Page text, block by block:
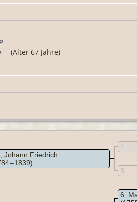
(Alter 67 Jahre)
Johann Friedrich
– 1839)
4
5
6